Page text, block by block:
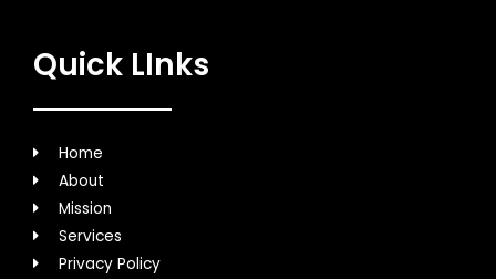
Quick LInks
Home
About
Mission
Services
Privacy Policy